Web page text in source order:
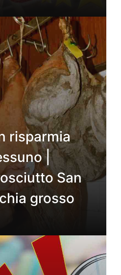
risparmia
|
San
grosso